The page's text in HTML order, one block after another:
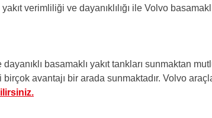
verimliliği ve dayanıklılığı ile Volvo
basamaklı yakıt tankları sunmaktan
avantajı bir arada sunmaktadır. Volvo